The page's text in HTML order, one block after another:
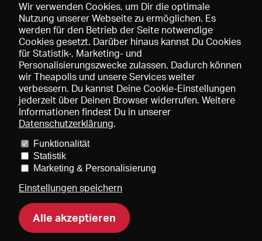
Speichern
Preise und Mitgliedschaften
Mediadaten
Über uns Impressum
DE
Wir verwenden Cookies, um Dir die optimale
Nutzung unserer Webseite zu ermöglichen. Es
werden für den Betrieb der Seite notwendige
Cookies gesetzt. Darüber hinaus kannst Du Cookies
für Statistik-, Marketing- und
Personalisierungszwecke zulassen. Dadurch können
wir Theapolis und unsere Services weiter
verbessern. Du kannst Deine Cookie-Einstellungen
jederzeit über Deinen Browser widerrufen. Weitere
Informationen findest Du in unserer
Datenschutzerklärung.
Funktionalität
Statistik
Marketing & Personalisierung
Einstellungen speichern
Alle akzeptieren